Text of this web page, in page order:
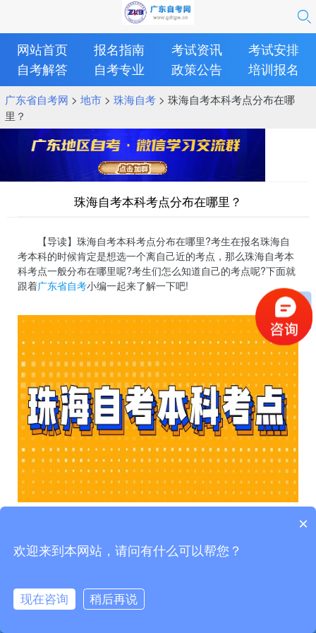
微信公众号 考生交流群 准考证打印
网站首页 报名指南 考试资讯
考试安排
自考解答
自考专业 政策公告 培训报名
广东省自考网 > 地市> 珠海自考> 珠海自考本科考点分布在哪
里？
珠海自考本科考点分布在哪里？
【导读】珠海自考本科考点分布在哪里?考生在报名珠海自
考本科的时候肯定是想选一个离自己近的考点，那么珠海自考本
科考点一般分布在哪里呢?考生们怎么知道自己的考点呢?下面就
跟着广东省自考小编一起来了解一下吧!
珠海自考本科考点分布在哪里?
系统打印准考证。准考证上将载明考生参加当次考试的考试地
点、座位信息。
×
欢迎来到本网站，请问有什么可以帮您？
现在咨询 稍后再说